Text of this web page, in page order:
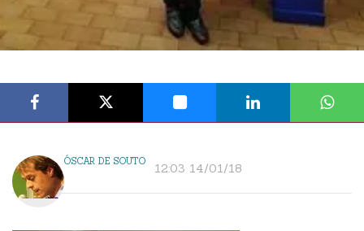
ÓSCAR DE SOUTO 12:03 14/01/18